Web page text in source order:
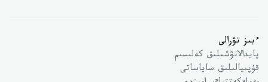
ءبىز تۋرالى
پايدالانۋشىلىق كەلىسىم
قۇپىيالىلىق ساياساتى